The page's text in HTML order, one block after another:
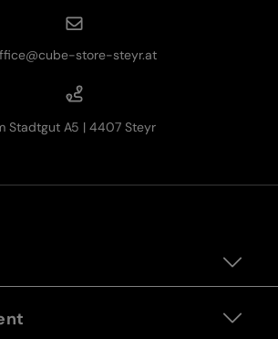
store-steyr.at
Stadtgut A5 | 4407 Steyr